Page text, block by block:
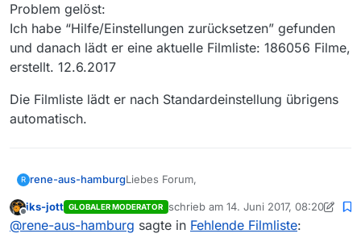
Problem gelöst:
Ich habe “Hilfe/Einstellungen zurücksetzen” gefunden
und danach lädt er eine aktuelle Filmliste: 186056 Filme,
erstellt. 12.6.2017
Die Filmliste lädt er nach Standardeinstellung übrigens
automatisch.
R rene-aus-hamburgLiebes Forum,
ich habe seit einigen Tagen das Problem,
dass trotz maximaler Einstellungen (Mind.
iks-jott GLOBALER MODERATOR schrieb am 14. Juni 2017, 08:20
zuletzt editiert von iks-jott
@rene-aus-hamburg sagte in Fehlende Filmliste: